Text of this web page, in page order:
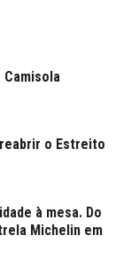
Camisola
o Estreito
à mesa. Do
Michelin em